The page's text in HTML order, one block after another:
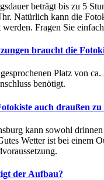
beträgt bis zu 5
Natürlich kann die
Fragen Sie
braucht die
Platz von
benötigt.
auch draußen zu
kann sowohl
Wetter ist bei einem
der Aufbau?